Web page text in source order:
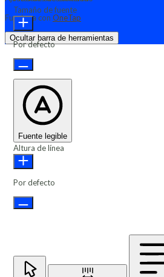
Funciona con OneTap
Ocultar barra de herramientas
Tamaño de fuente
Por defecto
Fuente legible
Altura de línea
Por defecto